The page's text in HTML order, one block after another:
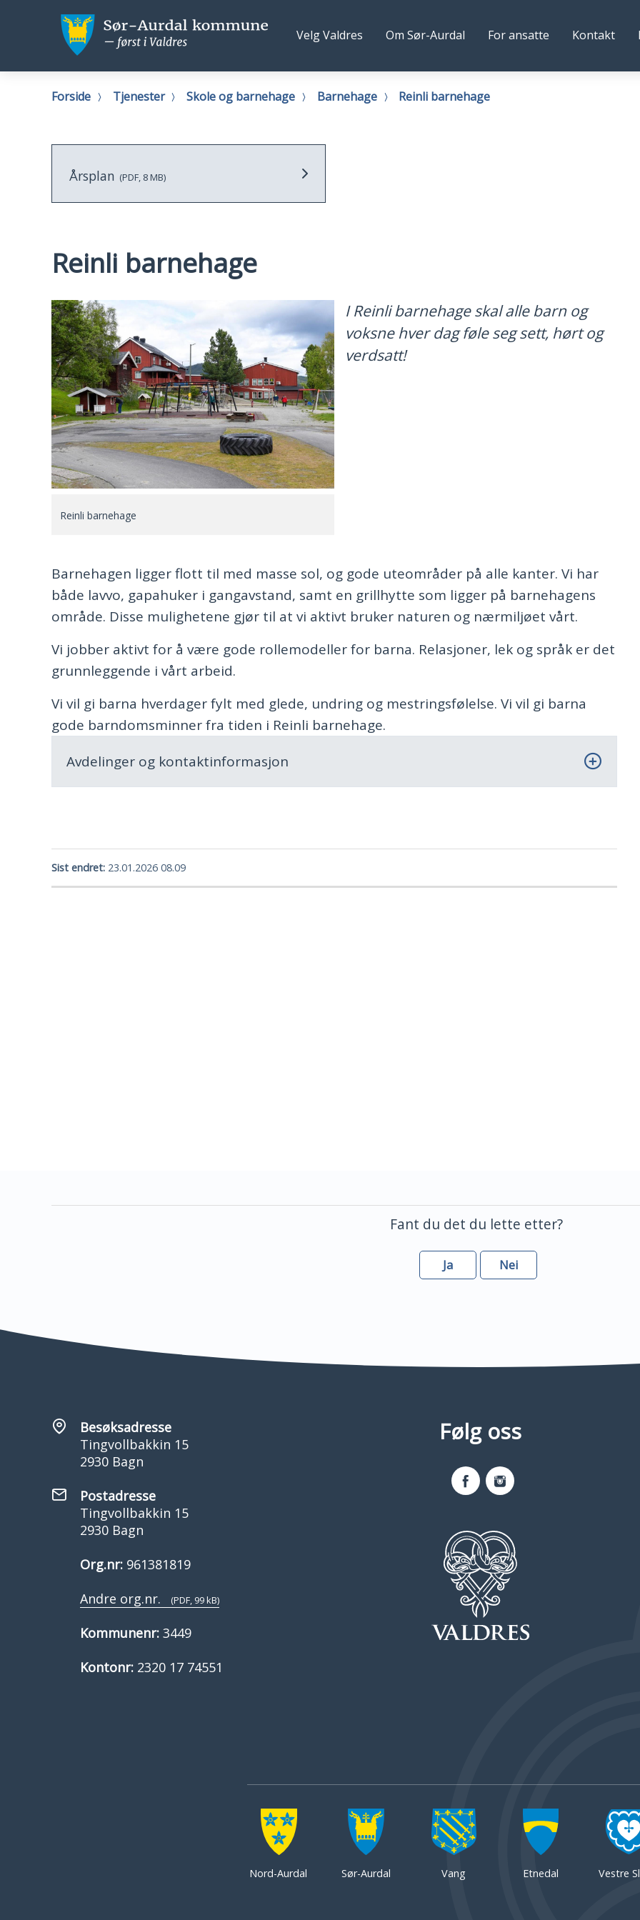
Sør-
Aurdal
kommune
Sør-
Aurdal
kommune
Følg
Velg Valdres Om Sør-Aurdal For ansatte Kontakt
Du
Forside Tjenester Skole og barnehage Barnehage Reinli barnehage
Årsplan (PDF, 8 MB)
Reinli barnehage
Reinli barnehage
I Reinli barnehage skal alle barn og
voksne hver dag føle seg sett, hørt og
verdsatt!
Barnehagen ligger flott til med masse sol, og gode uteområder på alle kanter. Vi har
både lavvo, gapahuker i gangavstand, samt en grillhytte som ligger på barnehagens
område. Disse mulighetene gjør til at vi aktivt bruker naturen og nærmiljøet vårt.
Vi jobber aktivt for å være gode rollemodeller for barna. Relasjoner, lek og språk er det
grunnleggende i vårt arbeid.
Vi vil gi barna hverdager fylt med glede, undring og mestringsfølelse. Vi vil gi barna
gode barndomsminner fra tiden i Reinli barnehage.
Avdelinger og kontaktinformasjon
Sist endret 23.01.2026 08.09
Fant du det du lette etter?
Ja Nei
Besøksadresse
Tingvollbakkin 15
2930 Bagn
Postadresse
Tingvollbakkin 15
2930 Bagn
Org.nr: 961381819
Andre org.nr.
(PDF, 99 kB)
Kommunenr: 3449
Kontonr: 2320 17 74551
Følg oss
FacebookInstagram
Nord-Aurdal Sør-Aurdal Vang Etnedal Vestre